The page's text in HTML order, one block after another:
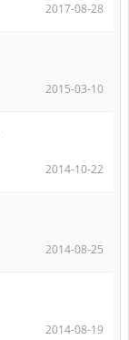
2017-08-28
2015-03-10
2014-10-22
2014-08-25
2014-08-19